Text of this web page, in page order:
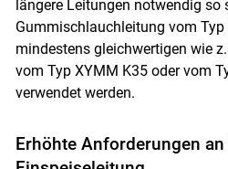
längere Leitungen notwendig
Gummischlauchleitung vom Typ
mindestens gleichwertigen wie
vom Typ XYMM K35 oder vom
verwendet werden.
Erhöhte Anforderungen